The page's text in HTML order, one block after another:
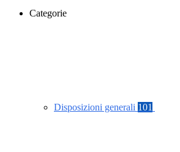
Categorie
Disposizioni generali 101